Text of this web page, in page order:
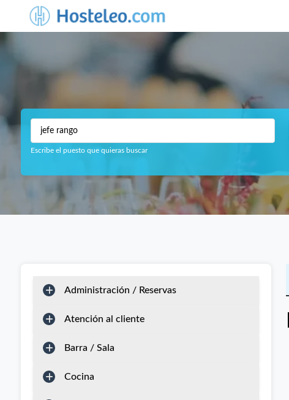
Escribe el puesto que quieras buscar
Administración / Reservas
Atención al cliente
Barra / Sala
Cocina